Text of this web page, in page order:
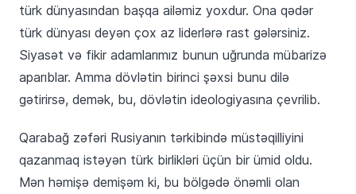
türk dünyasından başqa ailəmiz yoxdur. Ona qədər
türk dünyası deyən çox az liderlərə rast gələrsiniz.
Siyasət və fikir adamlarımız bunun uğrunda mübarizə
aparıblar. Amma dövlətin birinci şəxsi bunu dilə
gətirirsə, demək, bu, dövlətin ideologiyasına çevrilib.
Qarabağ zəfəri Rusiyanın tərkibində müstəqilliyini
qazanmaq istəyən türk birlikləri üçün bir ümid oldu.
Mən həmişə demişəm ki, bu bölgədə önəmli olan